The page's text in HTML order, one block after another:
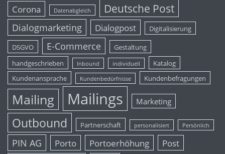
Corona Datenabgleich Deutsche Post
Dialogmarketing Dialogpost Digitalisierung
DSGVO E-Commerce
Gestaltung
handgeschrieben
Inbound individuell
Katalog
Kundenansprache
Kundenbedürfnisse Kundenbefragungen
Mailing Mailings Marketing
Outbound Partnerschaft personalisiert Persönlich
PIN AG Porto Portoerhöhung Post